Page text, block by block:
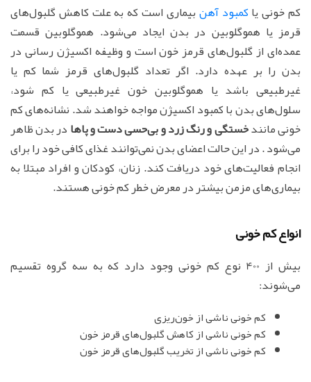
کم خونی یاکمبود آهنبیماری است که به علت کاهش گلبول‌های
قرمز یا هموگلوبین در بدن ایجاد می‌شود. هموگلوبین قسمت
عمده‌ای از گلبول‌های قرمز خون است و وظیفه اکسیژن رسانی در
بدن را بر عهده دارد. اگر تعداد گلبول‌های قرمز شما کم یا
غیرطبیعی باشد یا هموگلوبین خون غیرطبیعی یا کم شود،
سلول‌های بدن با کمبود اکسیژن مواجه خواهند شد. نشانه‌های کم
خونی مانندخستگی و رنگ زرد و بی‌حسی دست و پاهادر بدن ظاهر
می‌شود . در این حالت اعضای بدن نمی‌توانند غذای کافی خود را برای
انجام فعالیت‌های خود دریافت کند. زنان، کودکان و افراد مبتلا به
بیماری‌های مزمن بیشتر در معرض خطر کم خونی هستند.
انواع کم خونی
بیش از 400 نوع کم خونی وجود دارد که به سه گروه تقسیم
می‌شوند:
کم خونی ناشی از خون‌ریزی
کم خونی ناشی از کاهش گلبول‌های قرمز خون
کم خونی ناشی از تخریب گلبول‌های قرمز خون